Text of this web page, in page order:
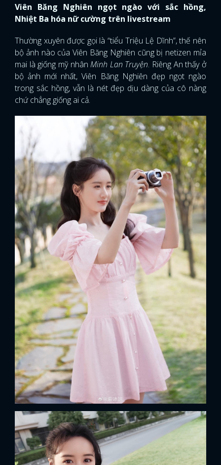
Viên Băng Nghiên ngọt ngào với sắc hồng,
Nhiệt Ba hóa nữ cường trên livestream
Thường xuyên được gọi là “tiểu Triệu Lệ Dĩnh”, thế nên
bộ ảnh nào của Viên Băng Nghiên cũng bị netizen mỉa
mai là giống mỹ nhânMinh Lan Truyện. Riêng An thấy ở
bộ ảnh mới nhất, Viên Băng Nghiên đẹp ngọt ngào
trong sắc hồng, vẫn là nét đẹp dịu dàng của cô nàng
chứ chẳng giống ai cả.